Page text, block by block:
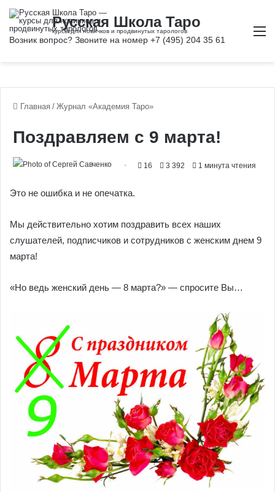
Главная / Журнал «Академия Таро»
Поздравляем с 9 марта!
16 3 392 1 минута чтения
Это не ошибка и не опечатка.
Мы действительно хотим поздравить всех наших
слушателей, подписчиков и сотрудников с женским днем 9
марта!
«Но ведь женский день — 8 марта?» — спросите Вы…